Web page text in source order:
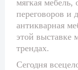
мягкая мебель,
переговоров и
антикварная
этой выставке
трендах.
Сегодня